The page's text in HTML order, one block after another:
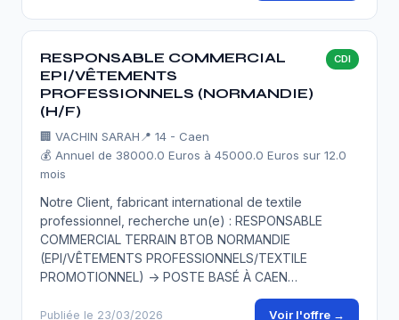
RESPONSABLE COMMERCIAL
EPI/VÊTEMENTS
PROFESSIONNELS (NORMANDIE)
(H/F)
CDI
🏢 VACHIN SARAH 📍 14 - Caen
💰 Annuel de 38000.0 Euros à 45000.0 Euros sur 12.0
mois
Notre Client, fabricant international de textile
professionnel, recherche un(e) : RESPONSABLE
COMMERCIAL TERRAIN BTOB NORMANDIE
(EPI/VÊTEMENTS PROFESSIONNELS/TEXTILE
PROMOTIONNEL) -> POSTE BASÉ À CAEN…
Publiée le 23/03/2026 Voir l'offre →